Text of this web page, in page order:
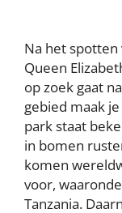
Na het spotten
Queen
op zoek gaat
gebied maak
park staat
in bomen
komen
voor,
Tanzania.